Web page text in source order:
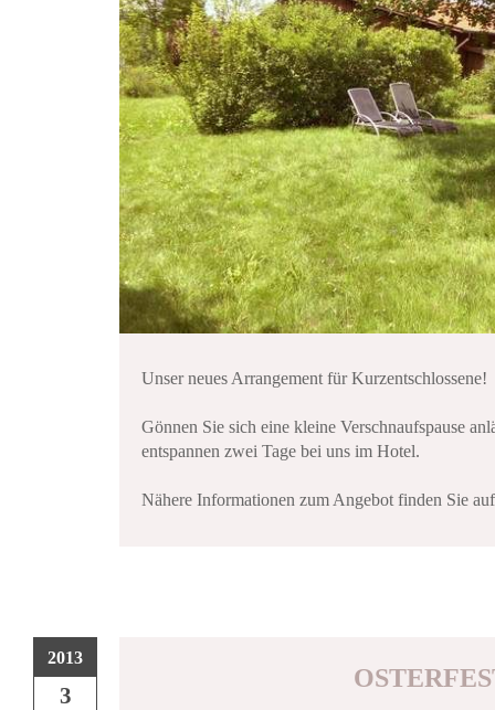
Unser neues Arrangement für Kurzentschlossene!
Gönnen Sie sich eine kleine Verschnaufspause
entspannen zwei Tage bei uns im Hotel.
Nähere Informationen zum Angebot finden Sie
2013
3